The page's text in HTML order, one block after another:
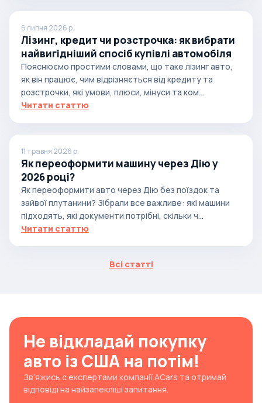
6 липня 2026 р.
Лізинг, кредит чи розстрочка: як вибрати
найвигідніший спосіб купівлі автомобіля
Пояснюємо простими словами, що таке лізинг авто,
як він працює, чим відрізняється від кредиту та
розстрочки, які умови, плюси, мінуси та ком...
Читати статтю
11 травня 2026 р.
Як переоформити машину через Дію у
2026 році?
Як переоформити авто через Дію без поїздок та
зайвої плутанини? Зібрали все важливе: які машини
підходять, які документи потрібні, скільки ч...
Читати статтю
Всі статті
Не відкладай покупку
авто із США на потім!
Зв’яжись с експертами компанії ACars та отримай
відповіді на найзапекліші запитання.